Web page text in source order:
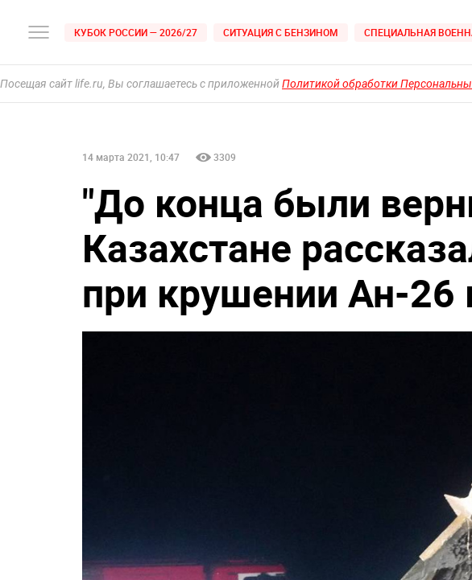
КУБОК РОССИИ — 2026/27 СИТУАЦИЯ С БЕНЗИНОМ СПЕЦИАЛЬНАЯ
Посещая сайт life.ru, Вы соглашаетесь с приложеннойПолитикой обработки
14 марта 2021, 10:47 3309
"До конца были
Казахстане
при крушении Ан-26